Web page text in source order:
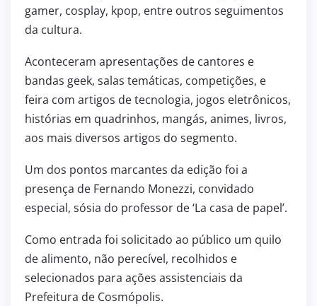
gamer, cosplay, kpop, entre outros seguimentos
da cultura.
Aconteceram apresentações de cantores e
bandas geek, salas temáticas, competições, e
feira com artigos de tecnologia, jogos eletrônicos,
histórias em quadrinhos, mangás, animes, livros,
aos mais diversos artigos do segmento.
Um dos pontos marcantes da edição foi a
presença de Fernando Monezzi, convidado
especial, sósia do professor de ‘La casa de papel’.
Como entrada foi solicitado ao público um quilo
de alimento, não perecível, recolhidos e
selecionados para ações assistenciais da
Prefeitura de Cosmópolis.